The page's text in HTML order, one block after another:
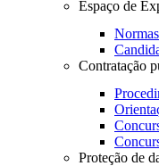
Espaço de
Contratação
Proteção de